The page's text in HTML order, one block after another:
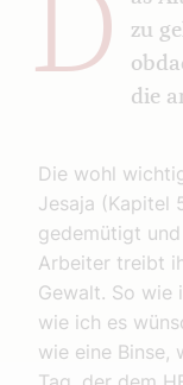
D
zu
die
Die wohl
Jesaja (Kapitel
gedemütigt
Arbeiter treibt
Gewalt. So wie
wie ich es
wie eine Binse,